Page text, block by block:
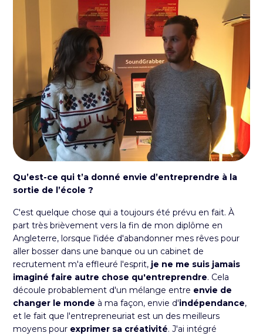
Qu’est-ce qui t’a donné envie d’entreprendre à la
sortie de l’école ?
C'est quelque chose qui a toujours été prévu en fait. À
part très brièvement vers la fin de mon diplôme en
Angleterre, lorsque l'idée d'abandonner mes rêves pour
aller bosser dans une banque ou un cabinet de
recrutement m'a effleuré l'esprit, je ne me suis jamais
imaginé faire autre chose qu'entreprendre. Cela
découle probablement d'un mélange entre envie de
changer le monde à ma façon, envie d'indépendance,
et le fait que l'entrepreneuriat est un des meilleurs
moyens pour exprimer sa créativité. J'ai intégré